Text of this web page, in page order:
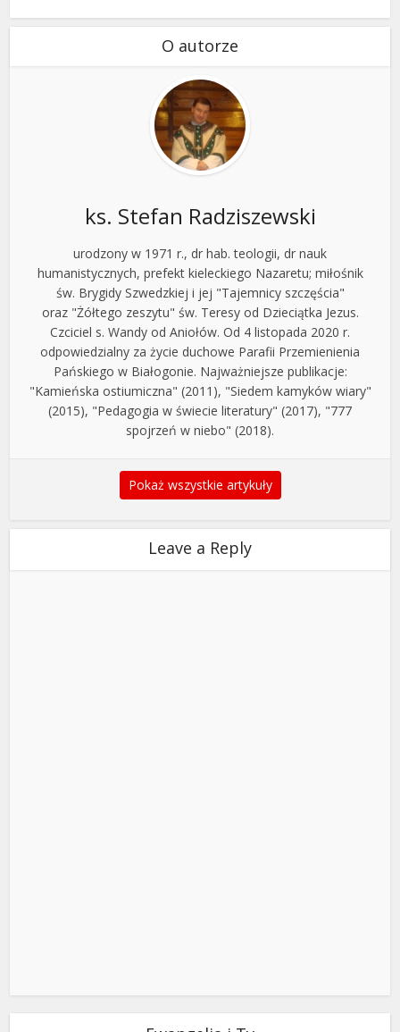
O autorze
ks. Stefan Radziszewski
urodzony w 1971 r., dr hab. teologii, dr nauk
humanistycznych, prefekt kieleckiego Nazaretu; miłośnik
św. Brygidy Szwedzkiej i jej "Tajemnicy szczęścia"
oraz "Żółtego zeszytu" św. Teresy od Dzieciątka Jezus.
Czciciel s. Wandy od Aniołów. Od 4 listopada 2020 r.
odpowiedzialny za życie duchowe Parafii Przemienienia
Pańskiego w Białogonie. Najważniejsze publikacje:
"Kamieńska ostiumiczna" (2011), "Siedem kamyków wiary"
(2015), "Pedagogia w świecie literatury" (2017), "777
spojrzeń w niebo" (2018).
Pokaż wszystkie artykuły
Leave a Reply